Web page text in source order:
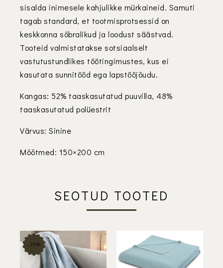
sisalda inimesele kahjulikke mürkaineid. Samuti
tagab standard, et tootmisprotsessid on
keskkonna sõbralikud ja loodust säästvad.
Tooteid valmistatakse sotsiaalselt
vastutustundlikes töötingimustes, kus ei
kasutata sunnitööd ega lapstööjõudu.
Kangas: 52% taaskasutatud puuvilla, 48%
taaskasutatud polüestrit
Värvus: Sinine
Mõõtmed: 150×200 cm
SEOTUD TOOTED
-33%